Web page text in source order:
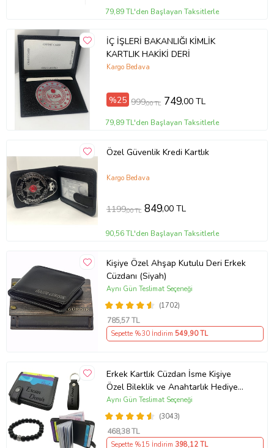
79,89 TL'den Başlayan Taksitlerle
İÇ İŞLERİ BAKANLIĞI KİMLİK
KARTLIK HAKİKİ DERİ
Kargo Bedava
%25 999,00 TL 749,00 TL
79,89 TL'den Başlayan Taksitlerle
Özel Güvenlik Kredi Kartlık
Kargo Bedava
1199,00 TL 849,00 TL
90,56 TL'den Başlayan Taksitlerle
Kişiye Özel Ahşap Kutulu Deri Erkek
Cüzdanı (Siyah)
(1702)
Aynı Gün Teslimat Seçeneği
785,57 TL
Sepette %30 İndirim 549,90 TL
Erkek Kartlık Cüzdan İsme Kişiye
Özel Bileklik ve Anahtarlık Hediye
(Siyah)
(3043)
Aynı Gün Teslimat Seçeneği
468,38 TL
Sepette %15 İndirim 398,12 TL